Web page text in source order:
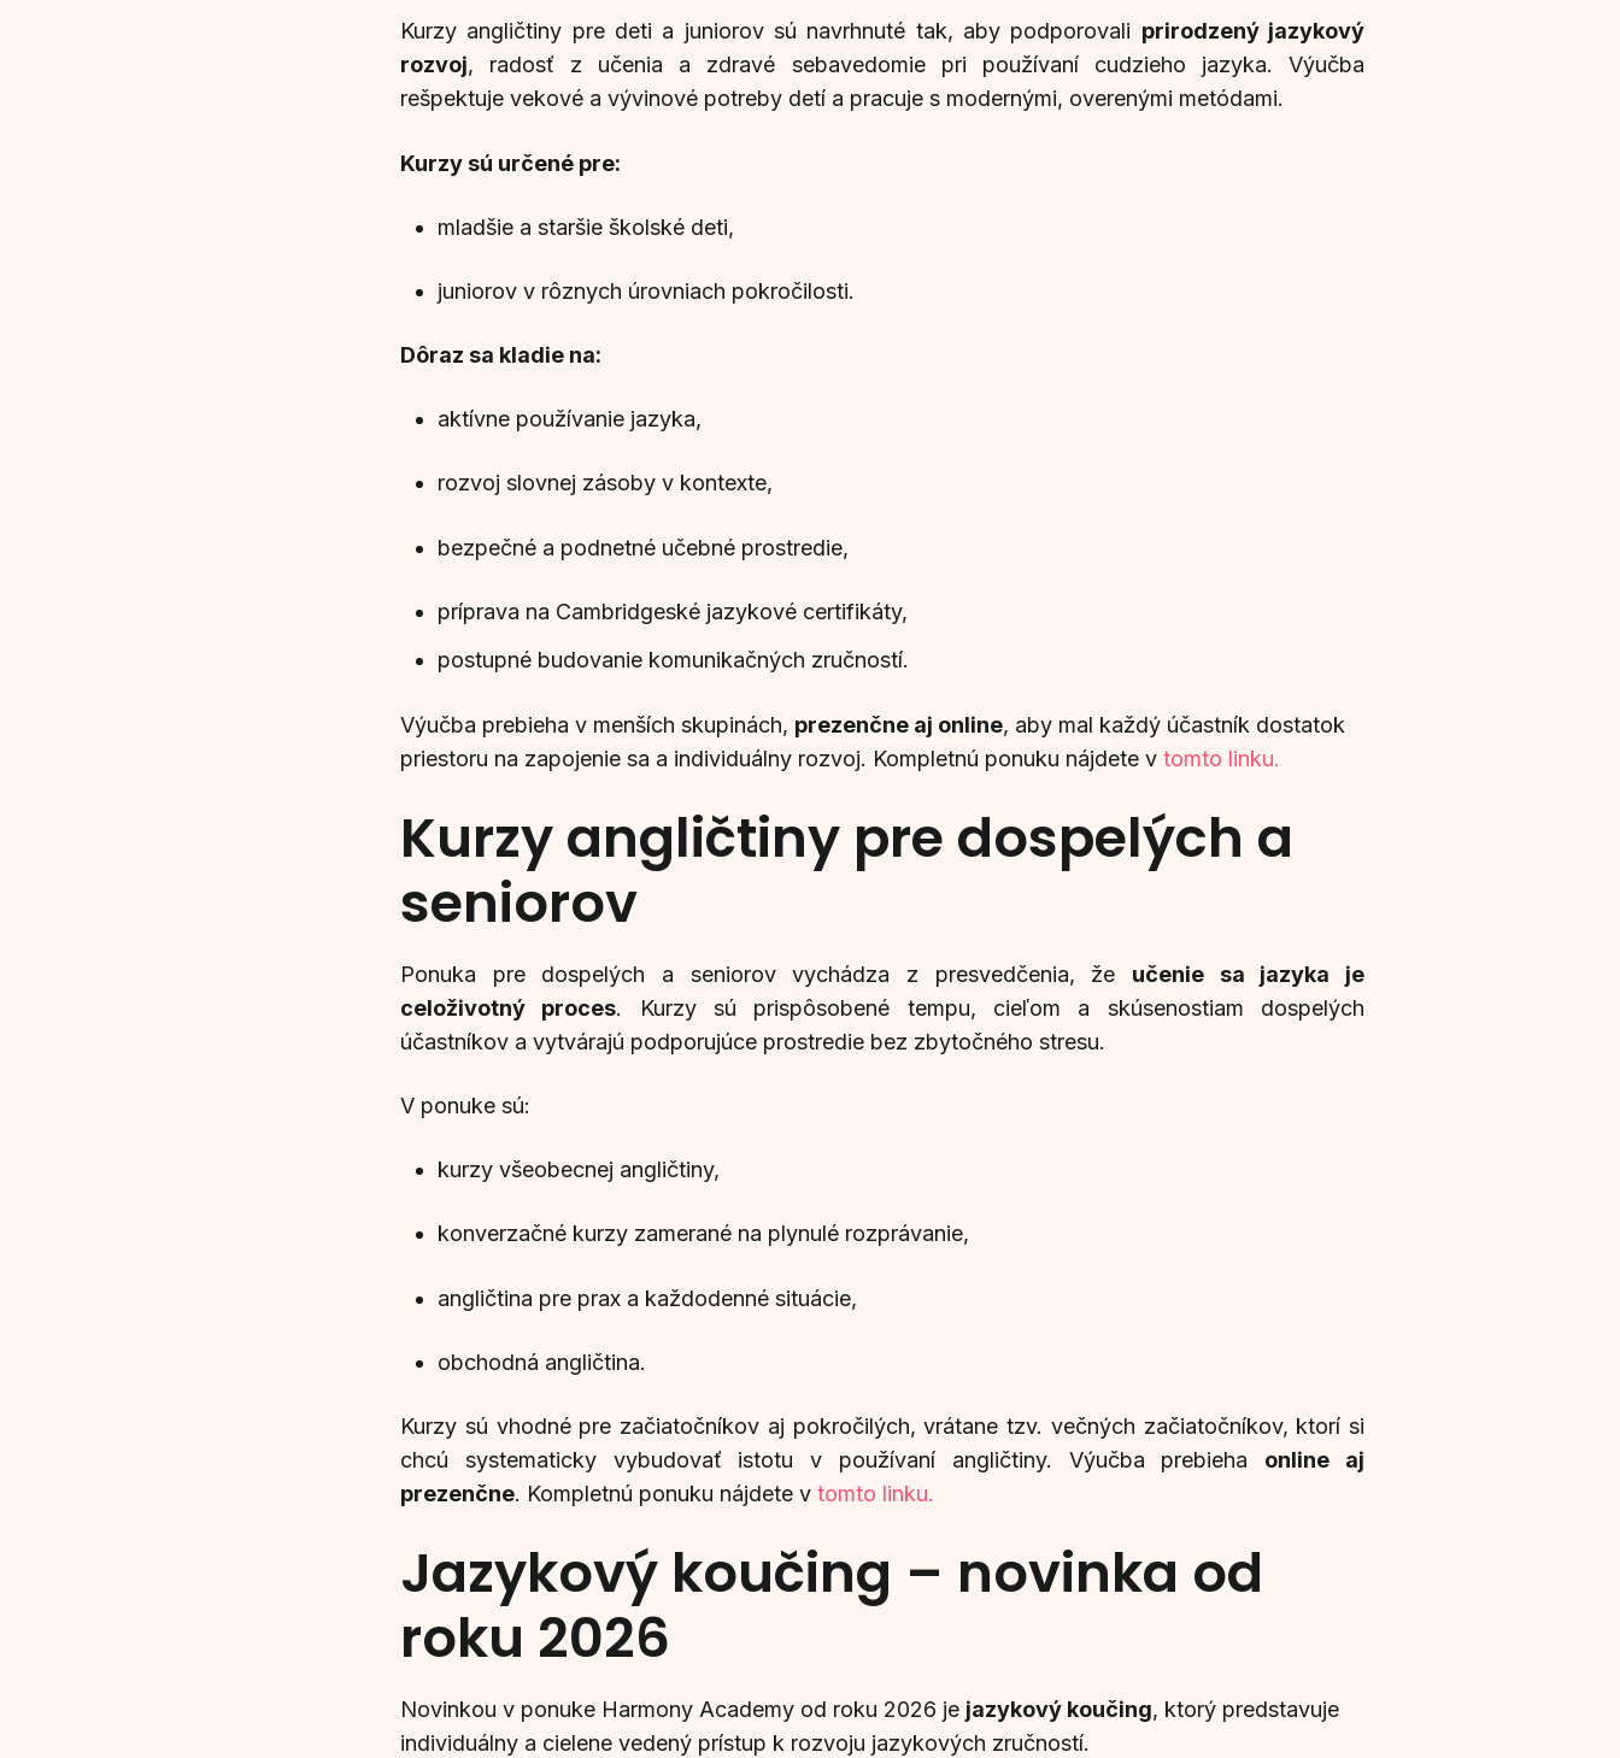
Kurzy angličtiny pre deti a juniorov sú navrhnuté tak, aby podporovali prirodzený jazykový
rozvoj, radosť z učenia a zdravé sebavedomie pri používaní cudzieho jazyka. Výučba
rešpektuje vekové a vývinové potreby detí a pracuje s modernými, overenými metódami.
Kurzy sú určené pre:
mladšie a staršie školské deti,
juniorov v rôznych úrovniach pokročilosti.
Dôraz sa kladie na:
aktívne používanie jazyka,
rozvoj slovnej zásoby v kontexte,
bezpečné a podnetné učebné prostredie,
príprava na Cambridgeské jazykové certifikáty,
postupné budovanie komunikačných zručností.
Výučba prebieha v menších skupinách, prezenčne aj online, aby mal každý účastník dostatok
priestoru na zapojenie sa a individuálny rozvoj. Kompletnú ponuku nájdete v tomto linku.
Kurzy angličtiny pre dospelých a
seniorov
Ponuka pre dospelých a seniorov vychádza z presvedčenia, že učenie sa jazyka je
celoživotný proces. Kurzy sú prispôsobené tempu, cieľom a skúsenostiam dospelých
účastníkov a vytvárajú podporujúce prostredie bez zbytočného stresu.
V ponuke sú:
kurzy všeobecnej angličtiny,
konverzačné kurzy zamerané na plynulé rozprávanie,
angličtina pre prax a každodenné situácie,
obchodná angličtina.
Kurzy sú vhodné pre začiatočníkov aj pokročilých, vrátane tzv. večných začiatočníkov, ktorí si
chcú systematicky vybudovať istotu v používaní angličtiny. Výučba prebieha online aj
prezenčne. Kompletnú ponuku nájdete v tomto linku.
Jazykový koučing – novinka od
roku 2026
Novinkou v ponuke Harmony Academy od roku 2026 je jazykový koučing, ktorý predstavuje
individuálny a cielene vedený prístup k rozvoju jazykových zručností.